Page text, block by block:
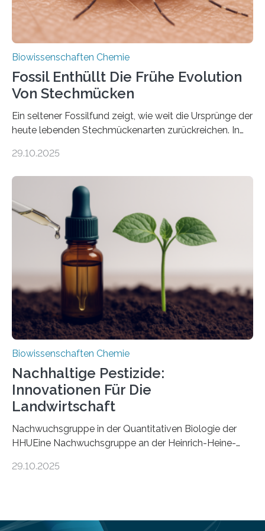
Biowissenschaften Chemie
Fossil Enthüllt Die Frühe Evolution
Von Stechmücken
Ein seltener Fossilfund zeigt, wie weit die Ursprünge der
heute lebenden Stechmückenarten zurückreichen. In
Forschende die bisher älteste bekannte Stechmücken-
Region Kachin in Myanmar und hat sich in
ausgezeichnetem Zustand erhalten. Es konnte als neue
Art einer neuen Gattung beschrieben werden und trägt
nun den Namen Cretosabethes primaevus. Dieser erste
fossile Nachweis einer Stechmückenlarve in Bernstein
stellt gleichzeitig den ersten Fossilfund einer
Mückenlarve aus dem Mesozoikum dar, denn…
29.10.2025
Biowissenschaften Chemie
Nachhaltige Pestizide:
Innovationen Für Die
Landwirtschaft
Nachwuchsgruppe in der Quantitativen Biologie der
HHUEine Nachwuchsgruppe an der Heinrich-Heine-
fünf Jahren erforschen, wie Bakterien auf
Insektenblume. Das Bundesministerium für Forschung,
29.10.2025